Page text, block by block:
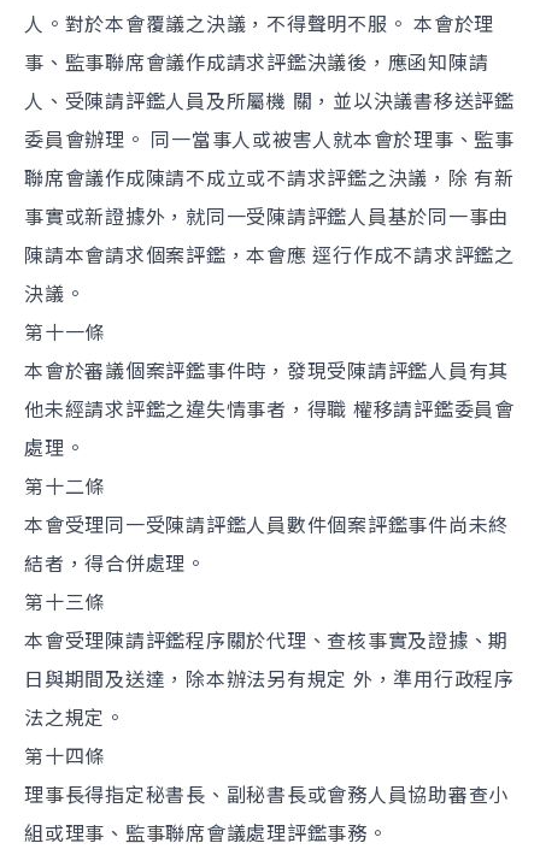
人。對於本會覆議之決議，不得聲明不服。 本會於理
事、監事聯席會議作成請求評鑑決議後，應函知陳請
人、受陳請評鑑人員及所屬機 關，並以決議書移送評鑑
委員會辦理。 同一當事人或被害人就本會於理事、監事
聯席會議作成陳請不成立或不請求評鑑之決議，除 有新
事實或新證據外，就同一受陳請評鑑人員基於同一事由
陳請本會請求個案評鑑，本會應 逕行作成不請求評鑑之
決議。
第十一條
本會於審議個案評鑑事件時，發現受陳請評鑑人員有其
他未經請求評鑑之違失情事者，得職 權移請評鑑委員會
處理。
第十二條
本會受理同一受陳請評鑑人員數件個案評鑑事件尚未終
結者，得合併處理。
第十三條
本會受理陳請評鑑程序關於代理、查核事實及證據、期
日與期間及送達，除本辦法另有規定 外，準用行政程序
法之規定。
第十四條
理事長得指定秘書長、副秘書長或會務人員協助審查小
組或理事、監事聯席會議處理評鑑事務。